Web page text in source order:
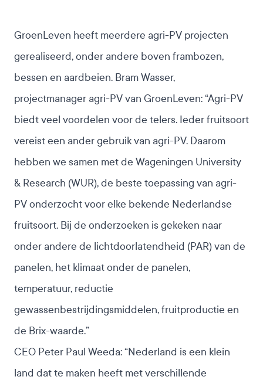
GroenLeven heeft meerdere agri-PV projecten
gerealiseerd, onder andere boven frambozen,
bessen en aardbeien. Bram Wasser,
projectmanager agri-PV van GroenLeven: “Agri-PV
biedt veel voordelen voor de telers. Ieder fruitsoort
vereist een ander gebruik van agri-PV. Daarom
hebben we samen met de Wageningen University
& Research (WUR), de beste toepassing van agri-
PV onderzocht voor elke bekende Nederlandse
fruitsoort. Bij de onderzoeken is gekeken naar
onder andere de lichtdoorlatendheid (PAR) van de
panelen, het klimaat onder de panelen,
temperatuur, reductie
gewassenbestrijdingsmiddelen, fruitproductie en
de Brix-waarde.”
CEO Peter Paul Weeda: “Nederland is een klein
land dat te maken heeft met verschillende